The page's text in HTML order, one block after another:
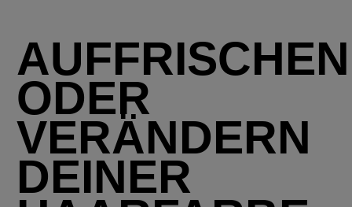
AUFFRISCHEN
ODER
VERÄNDERN
DEINER